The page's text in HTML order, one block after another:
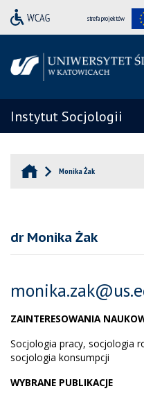
strefa projektów
Instytut Socjologii
Monika Żak
dr Monika Żak
ZAINTERESOWANIA
Socjologia pracy, socjologia
socjologia konsumpcji
WYBRANE PUBLIKACJE